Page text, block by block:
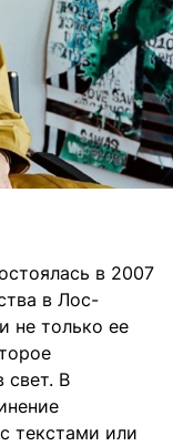
в 2007
в Лос-
не только ее
свет. В
текстами или